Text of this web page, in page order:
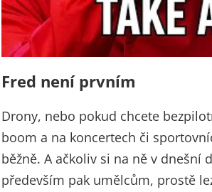
Fred není prvním
Drony, nebo pokud chcete
boom a na koncertech či
běžně. A ačkoliv si na ně v dnešní
především pak umělcům, prostě